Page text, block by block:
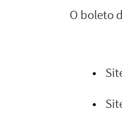
O boleto